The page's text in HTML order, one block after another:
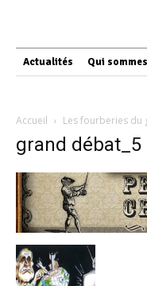
Actualités Qui
Accueil Les fourberies du
grand débat_5